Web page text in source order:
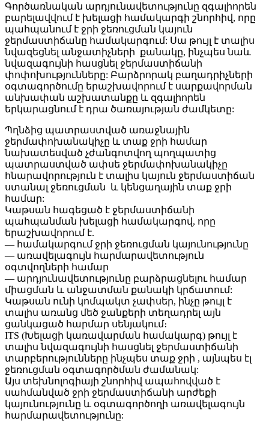
Գործառնական արդյունավետությունը զգալիորեն
բարելավվում է խելացի համակարգի շնորհիվ, որը
պահպանում է ջրի ջեռուցման կայուն
ջերմաստիճանը համակարգում: Սա թույլ է տալիս
նվազեցնել անջատիչների քանակը, ինչպես նաև
նվազագույնի հասցնել ջերմաստիճանի
փոփոխությունները: Բարձրորակ բաղադրիչների
օգտագործումը երաշխավորում է սարքավորման
անխափան աշխատանքը և զգալիորեն
երկարացնում է դրա ծառայության ժամկետը:
Պղնձից պատրաստված առաջնային
ջերմափոխանակիչը և տաք ջրի համար
նախատեսված չժանգոտվող պողպատից
պատրաստված ափսե ջերմափոխանակիչը
հնարավորություն է տալիս կայուն ջերմաստիճան
ստանալ ջեռուցման և կենցաղային տաք ջրի
համար:
Կաթսան հագեցած է ջերմաստիճանի
պահպանման խելացի համակարգով, որը
երաշխավորում է.
— համակարգում ջրի ջեռուցման կայունությունը
— առավելագույն հարմարավետություն
օգտվողների համար
— արդյունավետությունը բարձրացնելու համար
միացման և անջատման քանակի կրճատում:
Կաթսան ունի կոմպակտ չափսեր, ինչը թույլ է
տալիս առանց մեծ ջանքերի տեղադրել այն
ցանկացած հարմար սենյակում։
ITS (Խելացի կառավարման համակարգ) թույլ է
տալիս նվազագույնի հասցնել ջերմաստիճանի
տարբերությունները ինչպես տաք ջրի , այնպես էլ
ջեռուցման օգտագործման ժամանակ:
Այս տեխնոլոգիայի շնորհիվ ապահովված է
սահմանված ջրի ջերմաստիճանի արժեքի
կայունությունը և օգտագործողի առավելագույն
հարմարավետությունը: